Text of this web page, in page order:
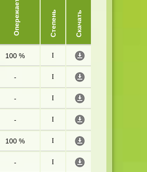
Опережает Степень Скачать
100 % I
- I
- I
- I
100 % I
- I